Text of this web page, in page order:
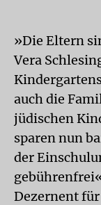
»Die Eltern
Vera
auch die
jüdischen
sparen nun
der
Dezernent